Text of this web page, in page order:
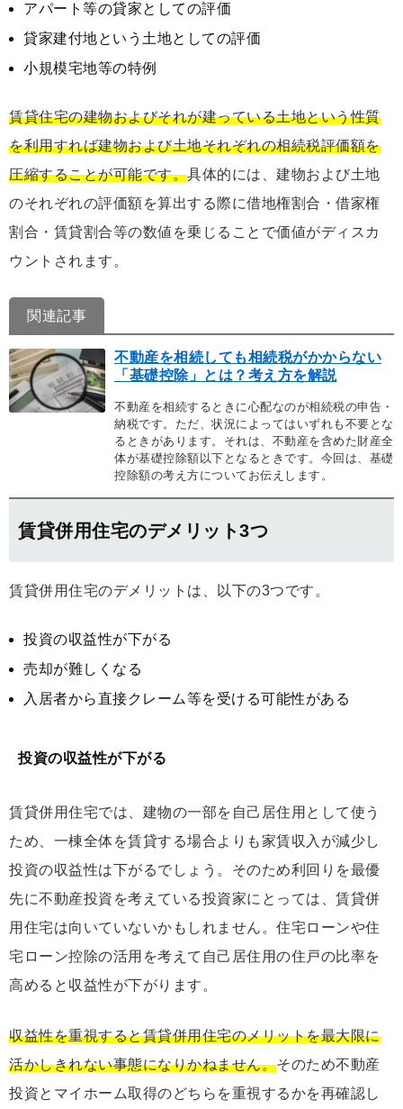
アパート等の貸家としての評価
貸家建付地という土地としての評価
小規模宅地等の特例
賃貸住宅の建物およびそれが建っている土地という性質
を利用すれば建物および土地それぞれの相続税評価額を
圧縮することが可能です。具体的には、建物および土地
のそれぞれの評価額を算出する際に借地権割合・借家権
割合・賃貸割合等の数値を乗じることで価値がディスカ
ウントされます。
関連記事
不動産を相続しても相続税がかからない
「基礎控除」とは？考え方を解説
不動産を相続するときに心配なのが相続税の申告・
納税です。ただ、状況によってはいずれも不要とな
るときがあります。それは、不動産を含めた財産全
体が基礎控除額以下となるときです。今回は、基礎
控除額の考え方についてお伝えします。
賃貸併用住宅のデメリット3つ
賃貸併用住宅のデメリットは、以下の3つです。
投資の収益性が下がる
売却が難しくなる
入居者から直接クレーム等を受ける可能性がある
投資の収益性が下がる
賃貸併用住宅では、建物の一部を自己居住用として使う
ため、一棟全体を賃貸する場合よりも家賃収入が減少し
投資の収益性は下がるでしょう。そのため利回りを最優
先に不動産投資を考えている投資家にとっては、賃貸併
用住宅は向いていないかもしれません。住宅ローンや住
宅ローン控除の活用を考えて自己居住用の住戸の比率を
高めると収益性が下がります。
収益性を重視すると賃貸併用住宅のメリットを最大限に
活かしきれない事態になりかねません。そのため不動産
投資とマイホーム取得のどちらを重視するかを再確認し